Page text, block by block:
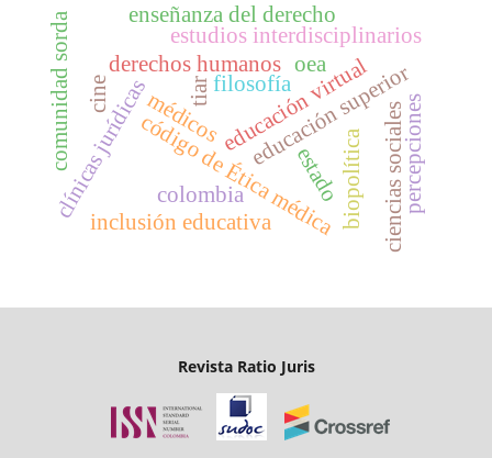
derechos humanos
médicos
código de Ética médica
colombia
educación superior
educación virtual
estudios interdisciplinarios
ciencias sociales
clínicas jurídicas
enseñanza del derecho
tiar
oea
estadobiopolítica
filosofía
inclusión educativa
comunidad sorda percepciones
cine
Revista Ratio Juris